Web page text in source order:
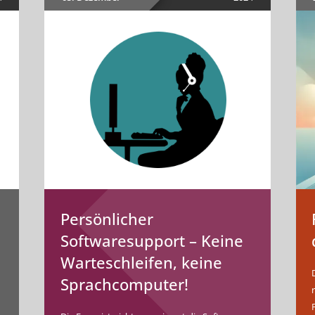
Persönlicher
Softwaresupport – Keine
Warteschleifen, keine
Sprachcomputer!